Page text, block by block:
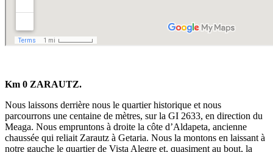
Km 0 ZARAUTZ.
Nous laissons derrière nous le quartier historique et nous
parcourrons une centaine de mètres, sur la GI 2633, en direction du
Meaga. Nous empruntons à droite la côte d’Aldapeta, ancienne
chaussée qui reliait Zarautz à Getaria. Nous la montons en laissant à
notre gauche le quartier de Vista Alegre et, quasiment au bout, la